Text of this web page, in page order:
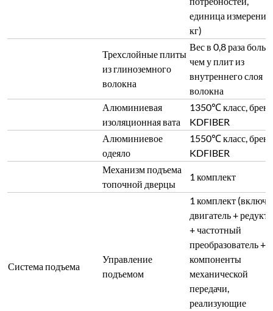
единица измерения:
кг)
Трехслойные плиты
из глиноземного
волокна
Вес в 0,8 раза
чем у плит из
внутреннего слоя
волокна
Алюминиевая
изоляционная вата
1350℃ класс, бренд
KDFIBER
Алюминиевое
одеяло
1550℃ класс, бренд
KDFIBER
Механизм подъема
топочной дверцы
1 комплект
Система подъема
Управление
подъемом
1 комплект
двигатель +
+ частотный
преобразователь +
компоненты
механической
передачи,
реализующие